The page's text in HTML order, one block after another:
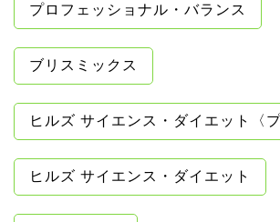
プロフェッショナル・バランス
ブリスミックス
ヒルズ サイエンス・ダイエット〈プ
ヒルズ サイエンス・ダイエット